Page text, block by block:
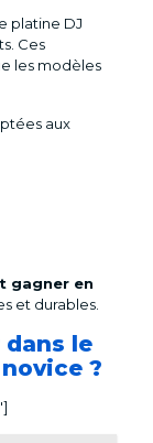
platine DJ
Ces
les modèles
aux
gagner en
et durables.
le
?